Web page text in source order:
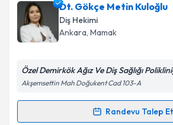
takvim hazırlandığında e-posta ile
E-posta Adresiniz
Kişisel verilerimin işlenmesine
Metni'ni okudum ve kişisel
kapsamda işlenmesini kabul
Dt. Gökçe Metin Kuloğlu
Diş Hekimi
Ankara, Mamak
Özel Demirkök Ağız Ve Diş Sağlığı
Akşemsettin Mah Doğukent Cad 103-A
Randevu Talep Et
Randevu Takvimi Talebi